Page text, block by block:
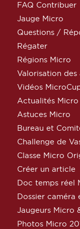
FAQ Contribuer
Jauge Micro
Questions /
Régater
Régions Micro
Valorisation des
Vidéos
Actualités Micro
Astuces Micro
Bureau et
Challenge de
Classe Micro
Créer un article
Doc temps réel
Dossier caméra
Jaugeurs Micro
Photos Micro